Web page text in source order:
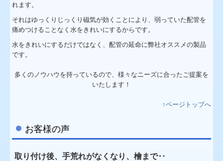
れます。
それはゆっくりじっくり磁気が効くことにより、弱っていた配管を
痛めつけることなく水をきれいにするからです。
水をきれいにするだけではなく、配管の延命に弊社オススメの製品
です。
多くのノウハウを持っているので、様々なニーズに合ったご提案を
いたします！
↑ページトップへ
お客様の声
取り付け後、手荒れがなくなり、檜まで‥